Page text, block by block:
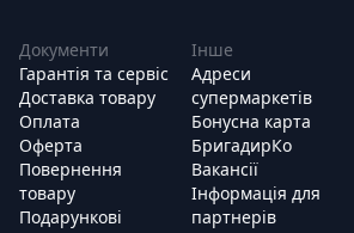
Документи
Гарантія та сервіс
Доставка товару
Оплата
Оферта
Повернення
товару
Подарункові
Інше
Адреси
супермаркетів
Бонусна карта
БригадирКо
Вакансії
Інформація для
партнерів